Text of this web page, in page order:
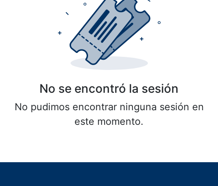
No se encontró la sesión
No pudimos encontrar ninguna sesión en
este momento.